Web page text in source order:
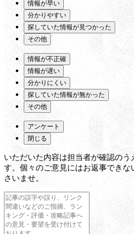
情報が早い
分かりやすい
探していた情報が見つかった
その他
情報が不正確
情報が遅い
分かりにくい
探していた情報が無かった
その他
アンケート
閉じる
いただいた内容は担当者が確認のう
す。個々のご意見にはお返事できな
さいませ。